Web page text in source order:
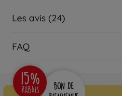
Les avis (24)
FAQ